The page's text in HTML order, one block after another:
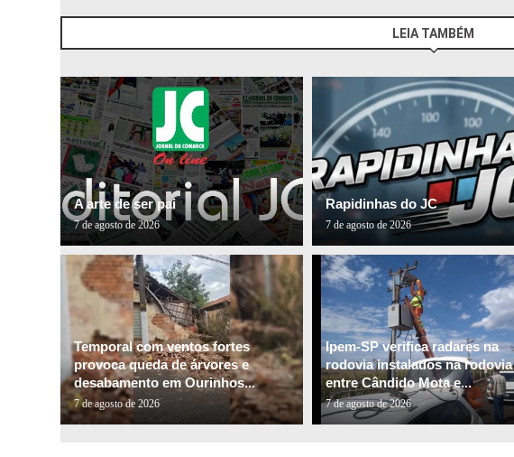
LEIA TAMBÉM
A arte de ser pai
7 de agosto de 2026
Rapidinhas do JC
7 de agosto de 2026
Temporal com ventos fortes
provoca queda de árvores e
desabamento em Ourinhos...
7 de agosto de 2026
Ipem-SP verifica radares na
rodovia instalados na rodovia
entre Cândido Mota e...
7 de agosto de 2026